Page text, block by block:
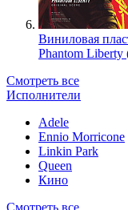
Виниловая
Phantom Liberty
Смотреть все
Исполнители
Adele
Ennio Morricone
Linkin Park
Queen
Кино
Смотреть все